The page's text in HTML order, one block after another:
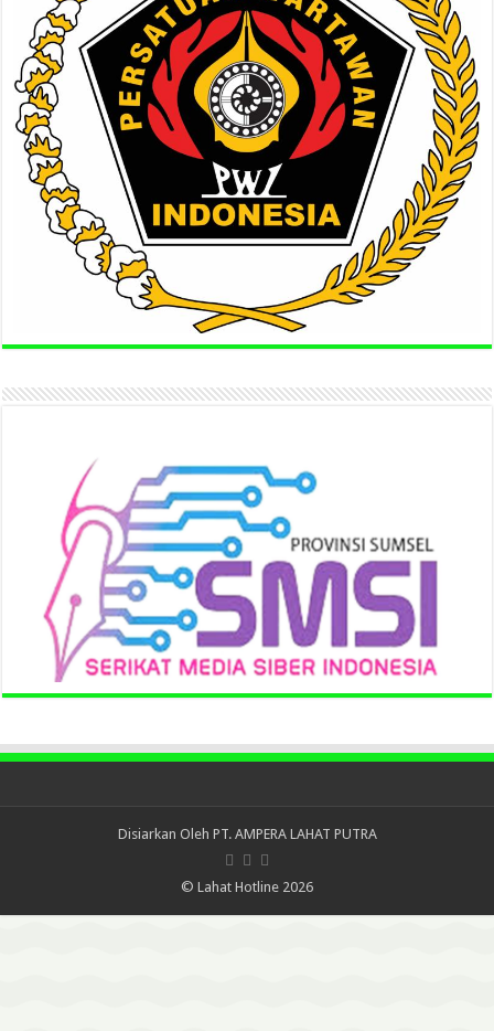
Disiarkan Oleh PT. AMPERA LAHAT PUTRA
© Lahat Hotline 2026